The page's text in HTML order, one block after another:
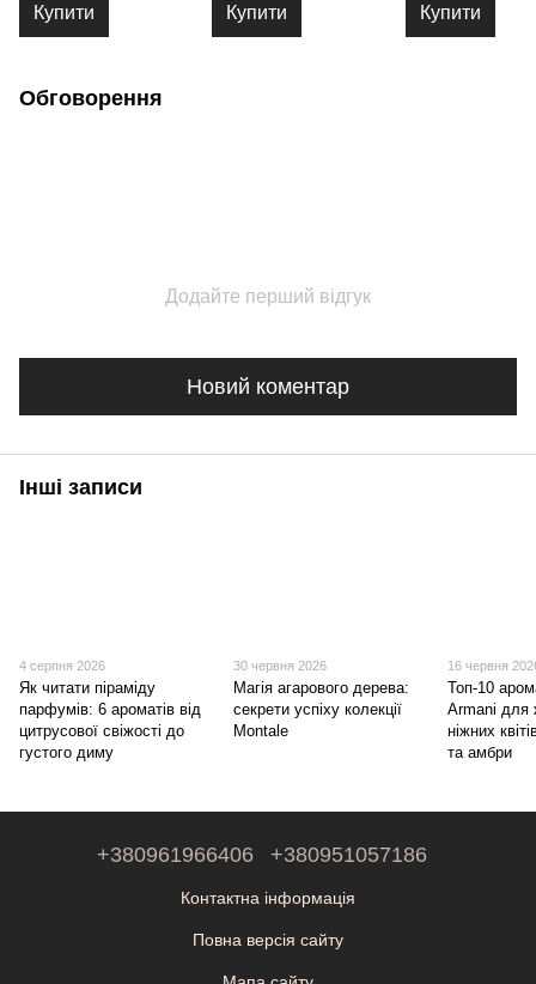
Купити Купити Купити
Обговорення
Додайте перший відгук
Новий коментар
Інші записи
4 серпня 2026
Як читати піраміду
парфумів: 6 ароматів від
цитрусової свіжості до
густого диму
30 червня 2026
Магія агарового дерева:
секрети успіху колекції
Montale
16 червня
Топ-10
Armani для
ніжних
та амбри
+380961966406 +380951057186
Контактна інформація
Повна версія сайту